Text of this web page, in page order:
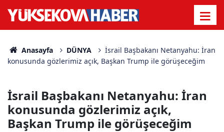
Anasayfa DÜNYA
İsrail Başbakanı Netanyahu: İran
konusunda gözlerimiz açık, Başkan Trump ile görüşeceğim
İsrail Başbakanı Netanyahu: İran
konusunda gözlerimiz açık,
Başkan Trump ile görüşeceğim